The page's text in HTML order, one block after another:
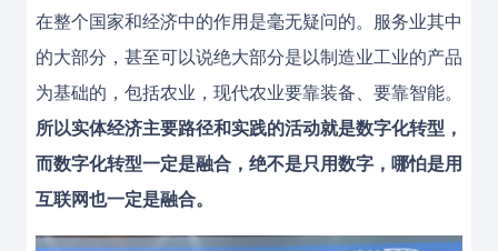
在整个国家和经济中的作用是毫无疑问的。服务业其中
的大部分，甚至可以说绝大部分是以制造业工业的产品
为基础的，包括农业，现代农业要靠装备、要靠智能。
所以实体经济主要路径和实践的活动就是数字化转型，
而数字化转型一定是融合，绝不是只用数字，哪怕是用
互联网也一定是融合。